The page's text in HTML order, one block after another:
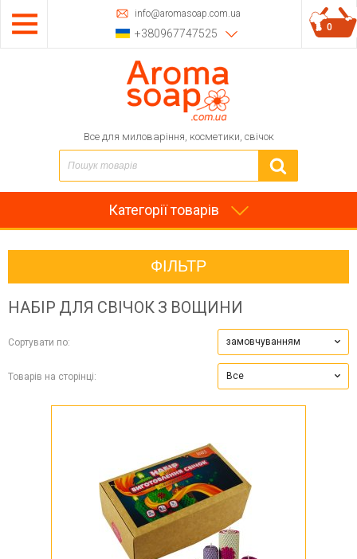
info@aromasoap.com.ua
+380967747525
Все для миловаріння, косметики, свічок
0
Категорії товарів
ФІЛЬТР
НАБІР ДЛЯ СВІЧОК З ВОЩИНИ
Сортувати по: замовчуванням
Товарів на сторінці: Все